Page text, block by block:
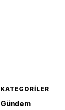
KATEGORILER
Gündem